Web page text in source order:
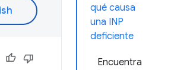
qué causa
una INP
deficiente
Encuentra